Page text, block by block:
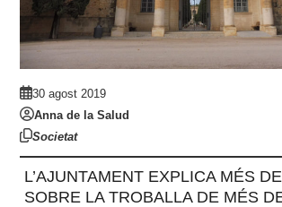
30 agost 2019
Anna de la Salud
Societat
L’AJUNTAMENT EXPLICA MÉS
SOBRE LA TROBALLA DE MÉS